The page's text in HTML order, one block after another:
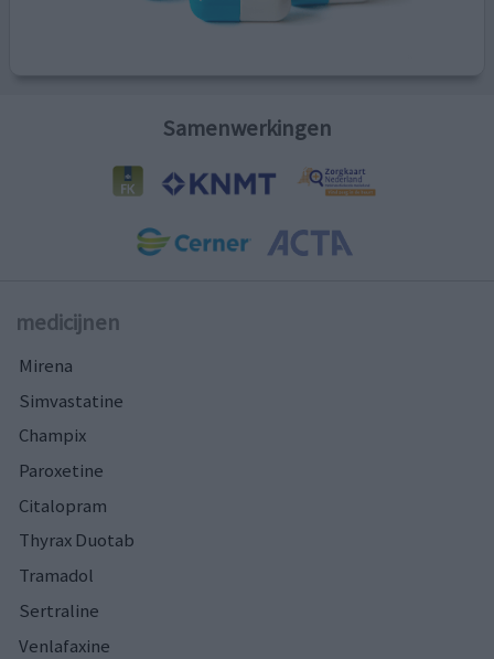
Samenwerkingen
medicijnen
Mirena
Simvastatine
Champix
Paroxetine
Citalopram
Thyrax Duotab
Tramadol
Sertraline
Venlafaxine